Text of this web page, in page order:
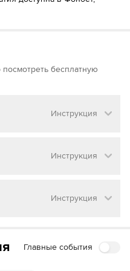
бесплатную
Инструкция
трансляцию матча
учетную запись в
Инструкция
трансляцию матча
ПЛЮС
Инструкция
Главные события